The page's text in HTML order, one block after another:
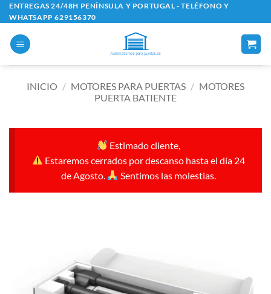
Saltar
al
contenido
ENTREGAS 24/48H PENÍNSULA Y PORTUGAL - TELÉFONO Y
WHATSAPP 629156370
INICIO / MOTORES PARA PUERTAS / MOTORES
PUERTA BATIENTE
Estimado cliente,
Estaremos cerrados por descanso hasta el día 24
de Agosto.
Sentimos las molestias.